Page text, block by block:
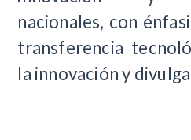
nacionales, con
transferencia
la innovación y